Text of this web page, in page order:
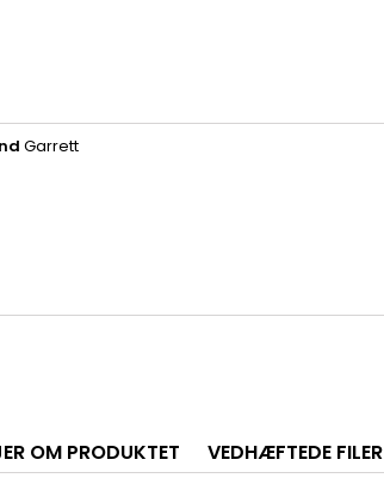
Garrett
OM PRODUKTET VEDHÆFTEDE FILER